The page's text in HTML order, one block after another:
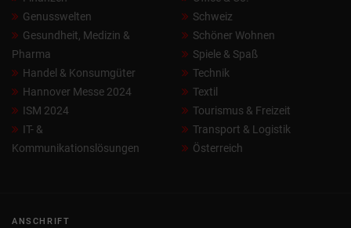
Genusswelten
Gesundheit, Medizin &
Pharma
Handel & Konsumgüter
Hannover Messe 2024
ISM 2024
IT- &
Kommunikationslösungen
Schweiz
Schöner Wohnen
Spiele & Spaß
Technik
Textil
Tourismus & Freizeit
Transport & Logistik
Österreich
ANSCHRIFT